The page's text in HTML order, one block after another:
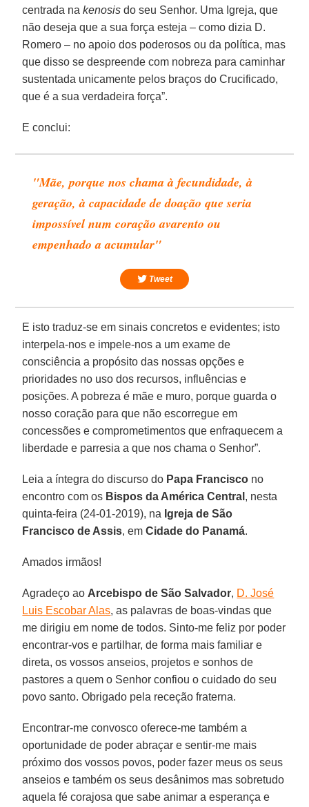
centrada nakenosis do seu Senhor. Uma Igreja, que
não deseja que a sua força esteja – como dizia D.
Romero – no apoio dos poderosos ou da política, mas
que disso se despreende com nobreza para caminhar
sustentada unicamente pelos braços do Crucificado,
que é a sua verdadeira força”.
E conclui:
"Mãe, porque nos chama à fecundidade, à
geração, à capacidade de doação que seria
impossível num coração avarento ou
empenhado a acumular"
Tweet
E isto traduz-se em sinais concretos e evidentes; isto
interpela-nos e impele-nos a um exame de
consciência a propósito das nossas opções e
prioridades no uso dos recursos, influências e
posições. A pobreza é mãe e muro, porque guarda o
nosso coração para que não escorregue em
concessões e comprometimentos que enfraquecem a
liberdade e parresia a que nos chama o Senhor”.
Leia a íntegra do discurso do Papa Francisco no
encontro com os Bispos da América Central , nesta
quinta-feira (24-01-2019), na Igreja de São
Francisco de Assis, emCidade do Panamá.
Amados irmãos!
Agradeço ao Arcebispo de São Salvador, D. José
Luis Escobar Alas, as palavras de boas-vindas que
me dirigiu em nome de todos. Sinto-me feliz por poder
encontrar-vos e partilhar, de forma mais familiar e
direta, os vossos anseios, projetos e sonhos de
pastores a quem o Senhor confiou o cuidado do seu
povo santo. Obrigado pela receção fraterna.
Encontrar-me convosco oferece-me também a
oportunidade de poder abraçar e sentir-me mais
próximo dos vossos povos, poder fazer meus os seus
anseios e também os seus desânimos mas sobretudo
aquela fé corajosa que sabe animar a esperança e